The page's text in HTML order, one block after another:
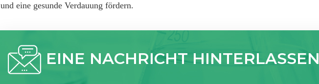
und eine gesunde Verdauung fördern.
EINE NACHRICHT HINTERLASSEN